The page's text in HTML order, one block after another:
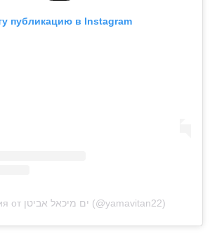
публикацию в Instagram
Публикация от ים מיכאל אביטן (@yamavitan22)